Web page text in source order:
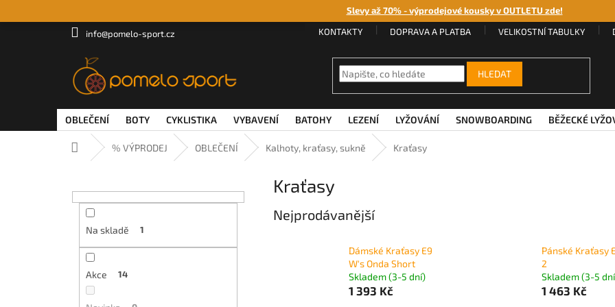
Slevy až 70% - výprodejové kousky v OUTLETU zde!
info@pomelo-sport.cz KONTAKTY DOPRAVA A PLATBA VELIKOSTNÍ TABULKY
HLEDAT
OBLEČENÍ BOTY CYKLISTIKA VYBAVENÍ BATOHY LEZENÍ LYŽOVÁNÍ SNOWBOARDING BĚŽECKÉ
Domů % VÝPRODEJ OBLEČENÍ Kalhoty, kraťasy, sukně Kraťasy
Na skladě 1
Akce 14
Kraťasy
Nejprodávanější
Dámské Kraťasy E9
W's Onda Short
Skladem (3-5 dní)
1 393 Kč
Pánské Kraťasy
2
Skladem (3-5
1 463 Kč